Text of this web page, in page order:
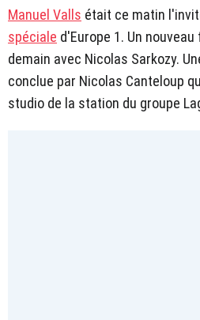
Manuel Valls était ce matin
spéciale d'Europe 1. Un
demain avec Nicolas Sarkozy.
conclue par Nicolas Canteloup
studio de la station du groupe